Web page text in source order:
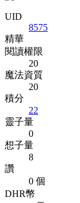
UID
8575
精華
閱讀權限
20
魔法資質
20
積分
22
靈子量
0
想子量
8
讚
0 個
DHR幣